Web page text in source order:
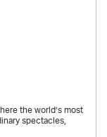
the world’s most
spectacles,